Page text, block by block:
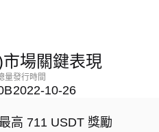
場關鍵表現
量發行時間
2022-10-26
高 711 USDT 獎勵